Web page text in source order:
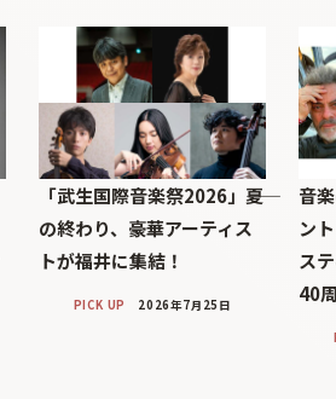
「武生国際音楽祭2026」――夏
の終わり、豪華アーティス
トが福井に集結！
PICK UP 2026年7月25日
音
ン
ス
40